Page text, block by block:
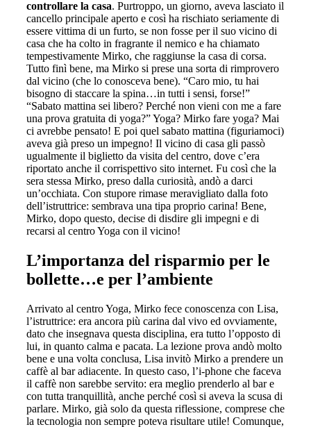
controllare la casa. Purtroppo, un giorno, aveva lasciato il
cancello principale aperto e così ha rischiato seriamente di
essere vittima di un furto, se non fosse per il suo vicino di
casa che ha colto in fragrante il nemico e ha chiamato
tempestivamente Mirko, che raggiunse la casa di corsa.
Tutto finì bene, ma Mirko si prese una sorta di rimprovero
dal vicino (che lo conosceva bene). “Caro mio, tu hai
bisogno di staccare la spina…in tutti i sensi, forse!”
“Sabato mattina sei libero? Perché non vieni con me a fare
una prova gratuita di yoga?” Yoga? Mirko fare yoga? Mai
ci avrebbe pensato! E poi quel sabato mattina (figuriamoci)
aveva già preso un impegno! Il vicino di casa gli passò
ugualmente il biglietto da visita del centro, dove c’era
riportato anche il corrispettivo sito internet. Fu così che la
sera stessa Mirko, preso dalla curiosità, andò a darci
un’occhiata. Con stupore rimase meravigliato dalla foto
dell’istruttrice: sembrava una tipa proprio carina! Bene,
Mirko, dopo questo, decise di disdire gli impegni e di
recarsi al centro Yoga con il vicino!
L’importanza del risparmio per le
bollette…e per l’ambiente
Arrivato al centro Yoga, Mirko fece conoscenza con Lisa,
l’istruttrice: era ancora più carina dal vivo ed ovviamente,
dato che insegnava questa disciplina, era tutto l’opposto di
lui, in quanto calma e pacata. La lezione prova andò molto
bene e una volta conclusa, Lisa invitò Mirko a prendere un
caffè al bar adiacente. In questo caso, l’i-phone che faceva
il caffè non sarebbe servito: era meglio prenderlo al bar e
con tutta tranquillità, anche perché così si aveva la scusa di
parlare. Mirko, già solo da questa riflessione, comprese che
la tecnologia non sempre poteva risultare utile! Comunque,